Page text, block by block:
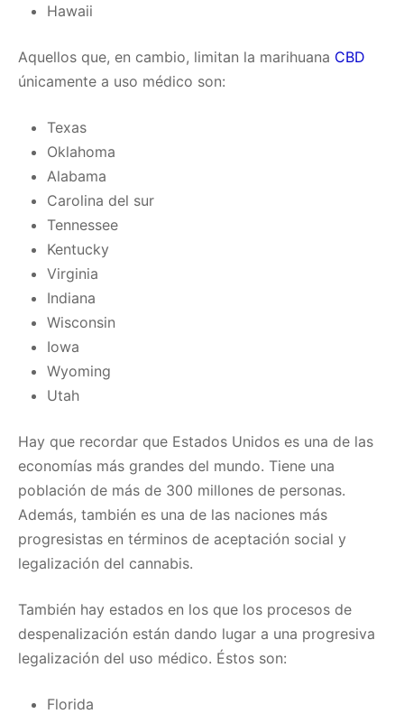
Hawaii
Aquellos que, en cambio, limitan la marihuana CBD
únicamente a uso médico son:
Texas
Oklahoma
Alabama
Carolina del sur
Tennessee
Kentucky
Virginia
Indiana
Wisconsin
Iowa
Wyoming
Utah
Hay que recordar que Estados Unidos es una de las
economías más grandes del mundo. Tiene una
población de más de 300 millones de personas.
Además, también es una de las naciones más
progresistas en términos de aceptación social y
legalización del cannabis.
También hay estados en los que los procesos de
despenalización están dando lugar a una progresiva
legalización del uso médico. Éstos son:
Florida